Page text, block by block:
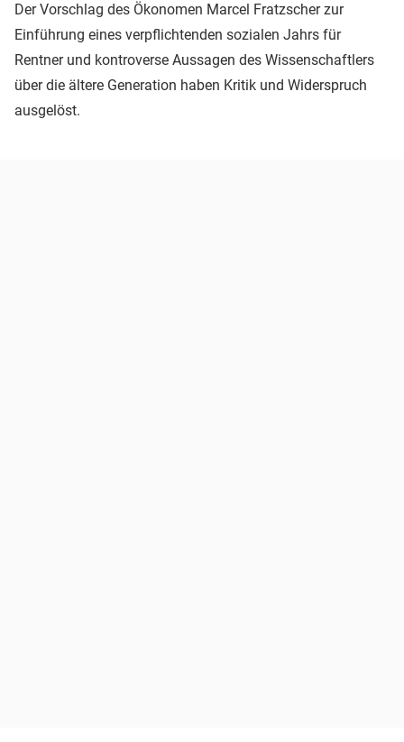
Der Vorschlag des Ökonomen Marcel Fratzscher zur
Einführung eines verpflichtenden sozialen Jahrs für
Rentner und kontroverse Aussagen des Wissenschaftlers
über die ältere Generation haben Kritik und Widerspruch
ausgelöst.